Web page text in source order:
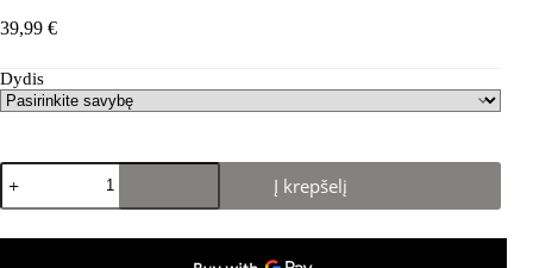
39,99 €
Dydis
produkto
kiekis:
NATIVE
Į krepšelį